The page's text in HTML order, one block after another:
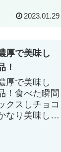
2023.01.29
厚で美味し
！
厚で美味し
！食べた瞬間
クスしチョコ
なり美味し